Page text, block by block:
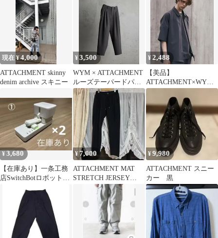
現在 ¥4,000
ATTACHMENT skinny
denim archive スキニー
¥3,500
WYM × ATTACHMENT
ルーズテーパードパン
ツ ダークグレー Sサイ
ズ
¥2,488
【美品】
ATTACHMENT×WYM
MINIMAL ZIP BOX
¥3,680
【在庫あり】一条工務
店SwitchBotロボット専
¥7,000
ATTACHMENT MAT
STRETCH JERSEY
1TUCK 1
¥9,980
ATTACHMENT スニー
カー 黒